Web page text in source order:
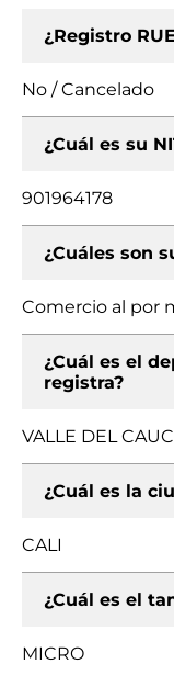
¿Registro
No / Cancelado
¿Cuál es su
901964178
¿Cuáles son
Comercio al por
¿Cuál es el
registra?
VALLE DEL
¿Cuál es la
CALI
¿Cuál es el
MICRO